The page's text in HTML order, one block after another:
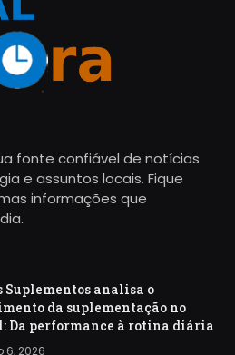
fonte confiável de notícias
e assuntos locais. Fique
informações que
analisa o
da suplementação no
Da performance à rotina diária
6, 2026